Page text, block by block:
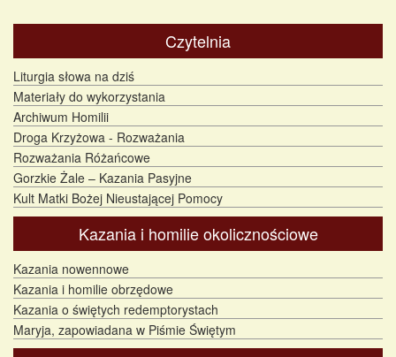
Czytelnia
Liturgia słowa na dziś
Materiały do wykorzystania
Archiwum Homilii
Droga Krzyżowa - Rozważania
Rozważania Różańcowe
Gorzkie Żale – Kazania Pasyjne
Kult Matki Bożej Nieustającej Pomocy
Kazania i homilie okolicznościowe
Kazania nowennowe
Kazania i homilie obrzędowe
Kazania o świętych redemptorystach
Maryja, zapowiadana w Piśmie Świętym